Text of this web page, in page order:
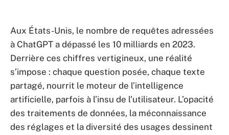
Aux États-Unis, le nombre de requêtes adressées
à ChatGPT a dépassé les 10 milliards en 2023.
Derrière ces chiffres vertigineux, une réalité
s’impose : chaque question posée, chaque texte
partagé, nourrit le moteur de l’intelligence
artificielle, parfois à l’insu de l’utilisateur. L’opacité
des traitements de données, la méconnaissance
des réglages et la diversité des usages dessinent